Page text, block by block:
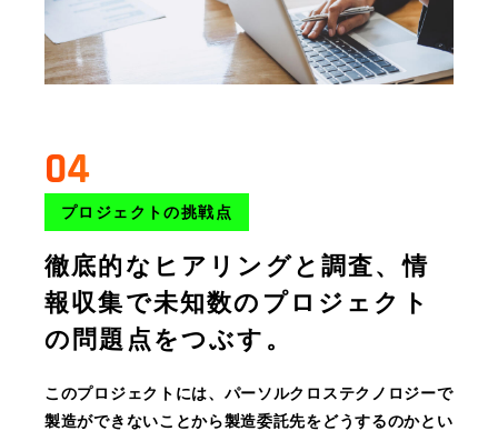
04
プロジェクトの挑戦点
徹底的なヒアリングと調査、情
報収集で未知数のプロジェクト
の問題点をつぶす。
このプロジェクトには、パーソルクロステクノロジーで
製造ができないことから製造委託先をどうするのかとい